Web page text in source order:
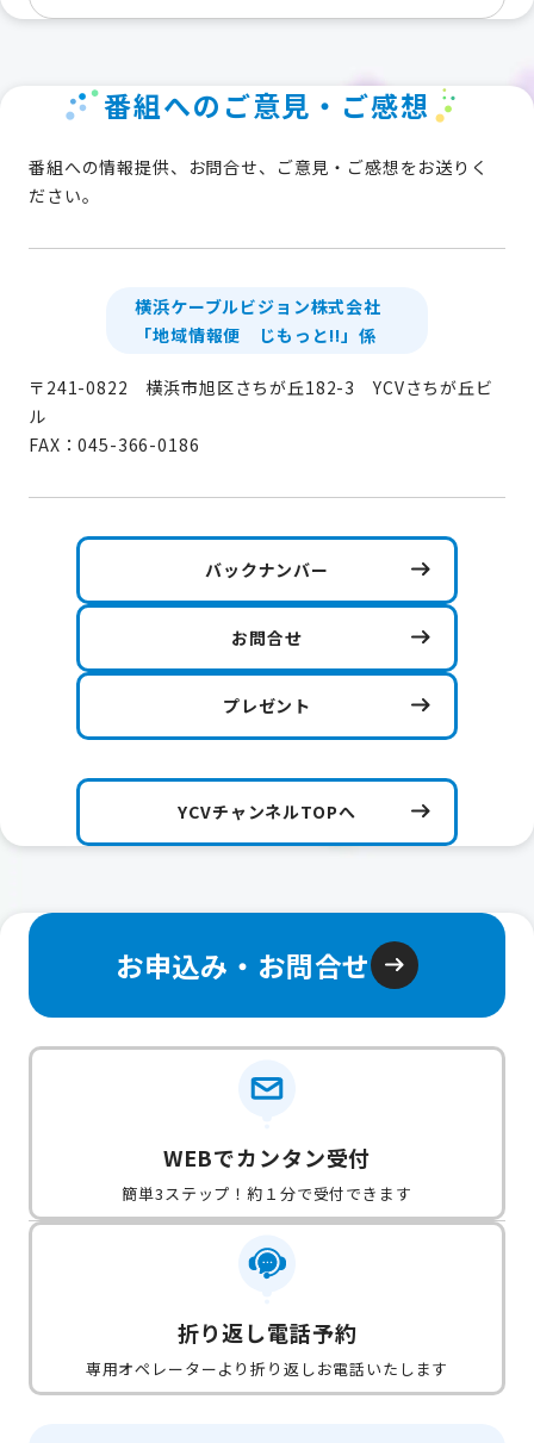
番組へのご意見・ご感想
番組への情報提供、お問合せ、ご意見・ご感想をお送りく
ださい。
横浜ケーブルビジョン株式会社
「地域情報便 じもっと!!」係
〒241-0822 横浜市旭区さちが丘182-3 YCVさちが丘ビ
ル
FAX：045-366-0186
バックナンバー
お問合せ
プレゼント
YCVチャンネルTOPへ
お申込み・お問合せ
WEBでカンタン受付
簡単3ステップ！約１分で受付できます
折り返し電話予約
専用オペレーターより折り返しお電話いたします